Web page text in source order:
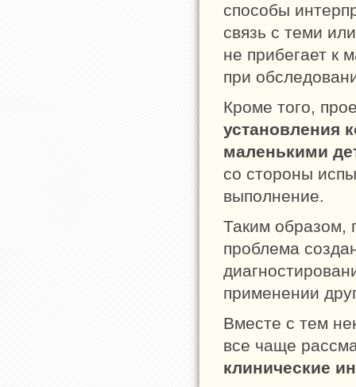
способы
связь с теми
не прибегает к
при
Кроме того,
установления
маленькими
со стороны
выполнение.
Таким образом,
проблема
применении
Вместе с тем
все чаще
клинические